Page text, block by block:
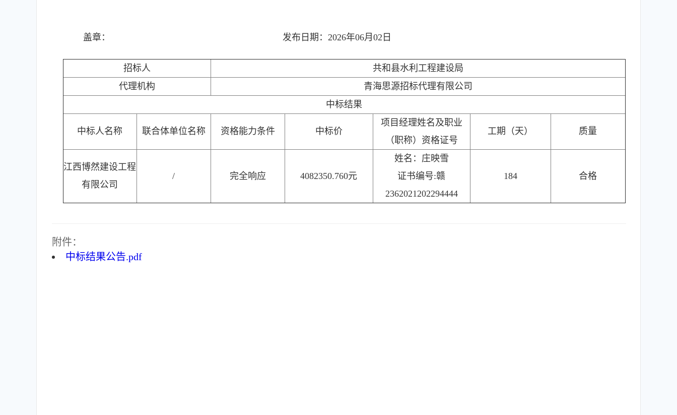
盖章： 发布日期：2026年06月02日
招标人
共和县水利工程建设局
代理机构
青海思源招标代理有限公司
中标结果
中标人名称 联合体单位名称 资格能力条件 中标价
项目经理姓名及职业
（职称）资格证号
工期（天） 质量
江西博然建设工程
有限公司
/ 完全响应 4082350.760元
姓名：庄映雪
证书编号:赣
2362021202294444
184 合格
附件：
中标结果公告.pdf